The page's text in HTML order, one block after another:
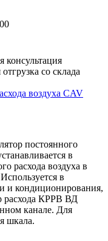
консультация
со склада
воздуха CAV
постоянного
в
расхода воздуха в
в
и кондиционирования,
расхода КРРВ ВД
канале. Для
шкала.